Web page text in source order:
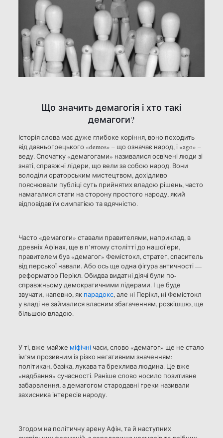
Що значить демагогія і хто такі
демагоги?
Історія слова має дуже глибоке коріння, воно походить
від давньогрецького «demos» – що означає народ, і «ago» –
веду. Спочатку «демагогами» називалися освічені люди зі
знаті, справжні лідери, що вели за собою народ. Вони
володіли ораторським мистецтвом, дохідливо
пояснювали публіці суть прийнятих владою рішень, часто
намагалися стати на сторону простого народу, який
відповідав їм симпатією та вдячністю.
Часто «демагоги» ставали правителями, наприклад, в
древніх Афінах, ще в п’ятому столітті до нашої ери,
правителем був «демагог» Фемістокл, стратег, спаситель
від перської навали. Або ось ще одна фігура античності —
реформатор Перікл. Обидва видатні діячі були по-
справжньому демократичними лідерами. І це буде
звучати, напевно, як парадокс, але ні Перікл, ні Фемістокл
у владі не займалися власним збагаченням, розкішшю, ще
більшою владою.
У ті, вже майже міфічнічаси, слово «демагог» ще не стало
ім’ям прозивним із різко негативним значенням:
політикан, базіка, лукава та брехлива людина. Це вже
«надбання» сучасності. Раніше слово носило позитивне
забарвлення, а демагогом стародавні греки називали
захисника інтересів народу.
Згодом на політичну арену Афін, та й наступних